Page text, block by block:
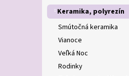
Keramika, polyrezín
Smútočná keramika
Vianoce
Veľká Noc
Rodinky